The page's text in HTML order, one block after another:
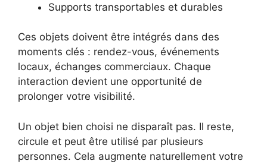
Supports transportables et durables
Ces objets doivent être intégrés dans des
moments clés : rendez-vous, événements
locaux, échanges commerciaux. Chaque
interaction devient une opportunité de
prolonger votre visibilité.
Un objet bien choisi ne disparaît pas. Il reste,
circule et peut être utilisé par plusieurs
personnes. Cela augmente naturellement votre